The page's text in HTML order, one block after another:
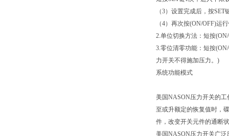
（3）设置完成后，按
（4）再次按(ON/OFF)运
2.单位切换方法：短按
3.零位清零功能：短按
力开关不得施加压力。)
系统功能模式
美国NASON压力开关的
至或升额定的恢复值时，
件，改变开关元件的通断
美国NASON压力开关广